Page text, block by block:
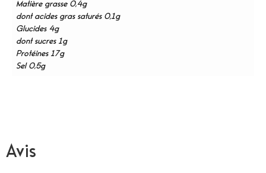
Matière grasse 0,4g
dont acides gras saturés 0,1g
Glucides 4g
dont sucres 1g
Protéines 17g
Sel 0,5g
Avis